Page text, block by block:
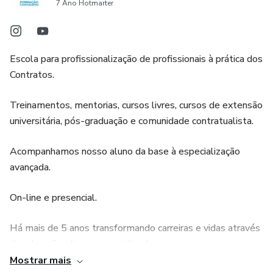
7 Ano Hotmarter
Escola para profissionalização de profissionais à prática dos
Contratos.
Treinamentos, mentorias, cursos livres, cursos de extensão
universitária, pós-graduação e comunidade contratualista.
Acompanhamos nosso aluno da base à especialização
avançada.
On-line e presencial.
Há mais de 5 anos transformando carreiras e vidas através
Mostrar mais